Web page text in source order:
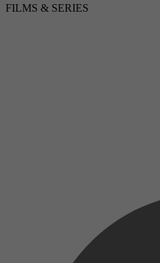
FILMS & SERIES